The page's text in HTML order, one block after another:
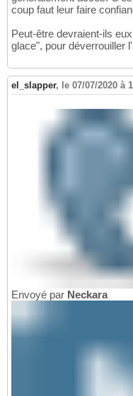
coup faut leur faire
Peut-être devraient-ils
glace", pour déverrouiller
el_slapper, le 07/07/2020 à
Envoyé par Neckara